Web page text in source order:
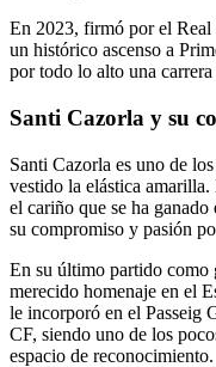
En 2023, firmó por el
un histórico ascenso a
por todo lo alto una
Santi Cazorla y su
Santi Cazorla es uno de
vestido la elástica
el cariño que se ha
su compromiso y pasión
En su último partido como
merecido homenaje en el
le incorporó en el Passeig
CF, siendo uno de los
espacio de reconocimiento.